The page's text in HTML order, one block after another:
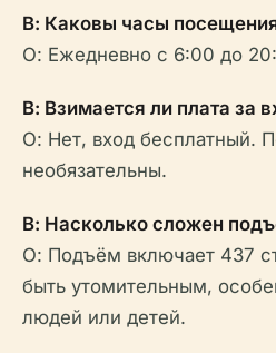
В: Каковы часы
О: Ежедневно с 6:00 до
В: Взимается ли плата за
О: Нет, вход бесплатный.
необязательны.
В: Насколько сложен
О: Подъём включает 437
быть утомительным,
людей или детей.